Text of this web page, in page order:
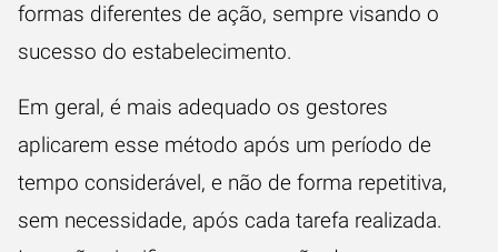
formas diferentes de ação, sempre visando o
sucesso do estabelecimento.
Em geral, é mais adequado os gestores
aplicarem esse método após um período de
tempo considerável, e não de forma repetitiva,
sem necessidade, após cada tarefa realizada.